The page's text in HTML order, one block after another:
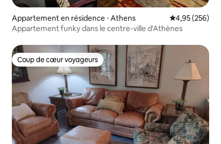
Appartement en résidence ⋅ Athens Évaluation
4,95 (256)
Appartement funky dans le centre-ville d'Athènes
Coup de cœur voyageurs
Coup de cœur voyageurs